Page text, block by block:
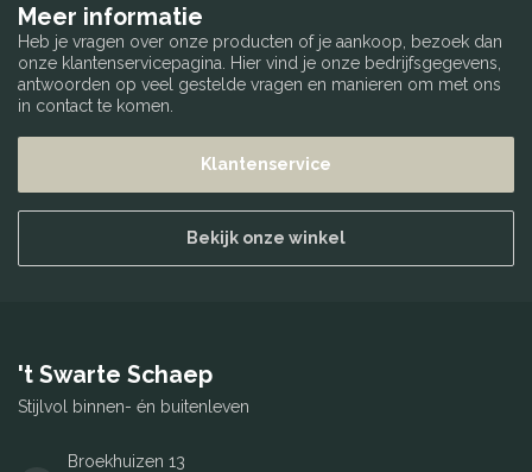
Meer informatie
Heb je vragen over onze producten of je aankoop, bezoek dan
onze klantenservicepagina. Hier vind je onze bedrijfsgegevens,
antwoorden op veel gestelde vragen en manieren om met ons
in contact te komen.
Klantenservice
Bekijk onze winkel
't Swarte Schaep
Stijlvol binnen- én buitenleven
Broekhuizen 13